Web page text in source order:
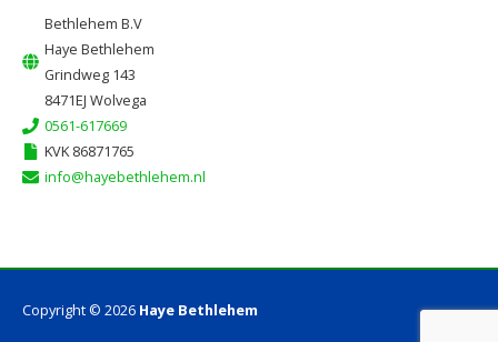
Bethlehem B.V
Haye Bethlehem
Grindweg 143
8471EJ Wolvega
0561-617669
KVK 86871765
info@hayebethlehem.nl
Copyright © 2026 Haye Bethlehem